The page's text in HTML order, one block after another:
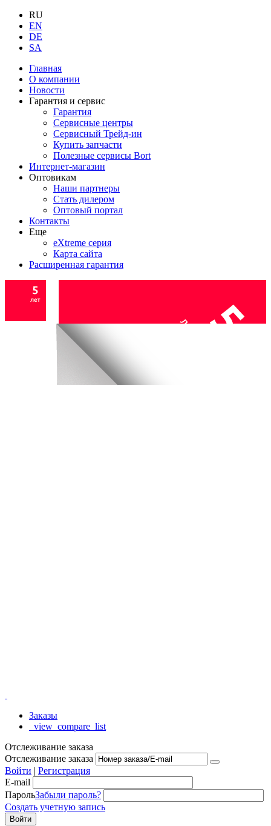
RU
EN
DE
SA
Главная
О компании
Новости
Гарантия и сервис
Гарантия
Сервисные центры
Сервисный Трейд-ин
Купить запчасти
Полезные сервисы Bort
Интернет-магазин
Оптовикам
Наши партнеры
Стать дилером
Оптовый портал
Контакты
Еще
eXtreme серия
Карта сайта
Расширенная гарантия
Заказы
_view_compare_list
Отслеживание заказа
Отслеживание заказа
Войти | Регистрация
E-mail
ПарольЗабыли пароль?
Создать учетную запись
Войти